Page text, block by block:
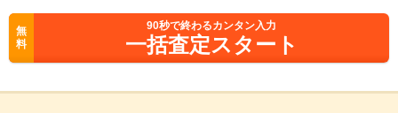
無
料
90秒で終わるカンタン入力
一括査定スタート